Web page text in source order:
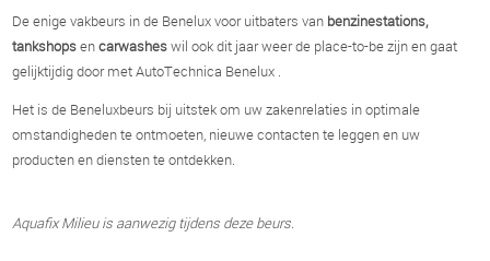
De enige vakbeurs in de Benelux voor uitbaters van benzinestations,
tankshopsencarwasheswil ook dit jaar weer de place-to-be zijn en gaat
gelijktijdig door met AutoTechnica Benelux .
Het is de Beneluxbeurs bij uitstek om uw zakenrelaties in optimale
omstandigheden te ontmoeten, nieuwe contacten te leggen en uw
producten en diensten te ontdekken.
Aquafix Milieu is aanwezig tijdens deze beurs.